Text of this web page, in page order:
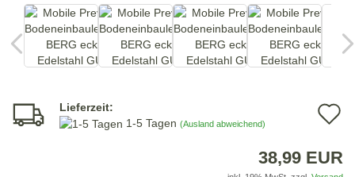
Lieferzeit:
1-5 Tagen (Ausland abweichend)
38,99 EUR